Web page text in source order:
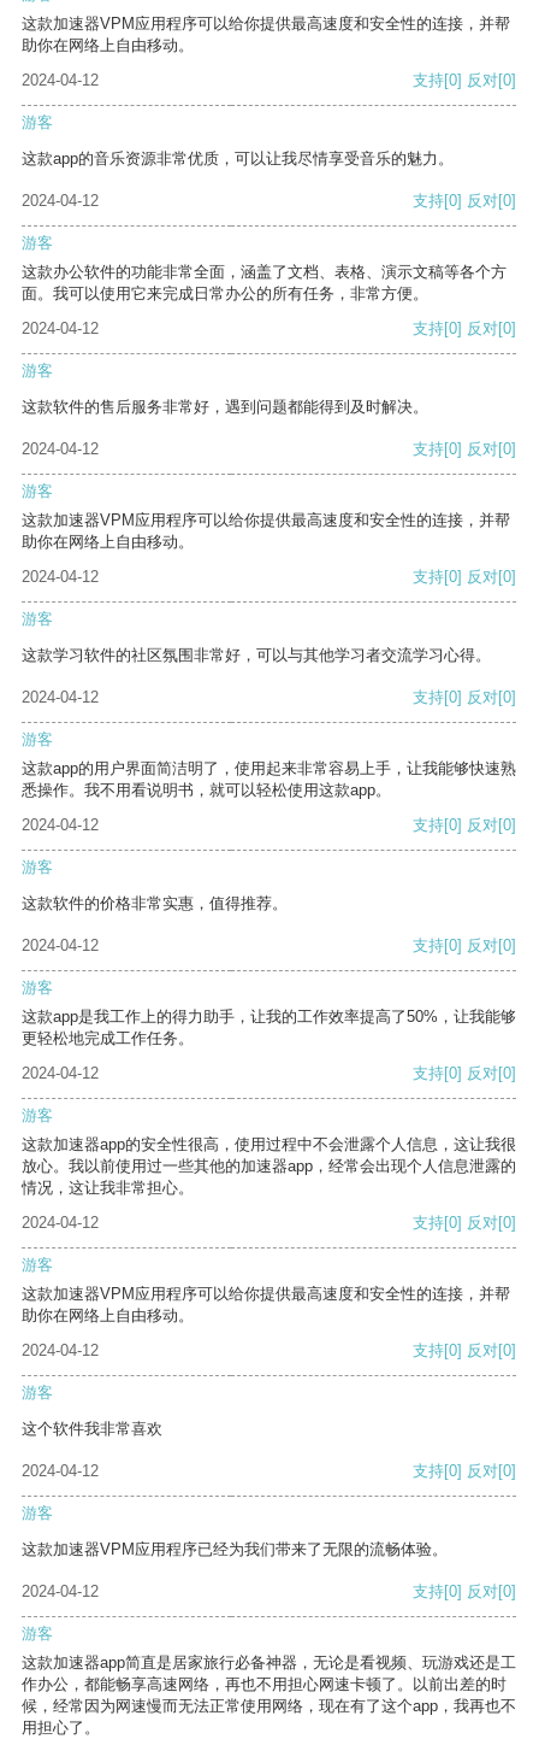
这款加速器VPM应用程序可以给你提供最高速度和安全性的连接，并帮
助你在网络上自由移动。
2024-04-12
支持[0] 反对[0]
游客
这款app的音乐资源非常优质，可以让我尽情享受音乐的魅力。
2024-04-12 支持[0] 反对[0]
游客
这款办公软件的功能非常全面，涵盖了文档、表格、演示文稿等各个方
面。我可以使用它来完成日常办公的所有任务，非常方便。
2024-04-12
支持[0] 反对[0]
游客
这款软件的售后服务非常好，遇到问题都能得到及时解决。
2024-04-12 支持[0] 反对[0]
游客
这款加速器VPM应用程序可以给你提供最高速度和安全性的连接，并帮
助你在网络上自由移动。
2024-04-12
支持[0] 反对[0]
游客
这款学习软件的社区氛围非常好，可以与其他学习者交流学习心得。
2024-04-12 支持[0] 反对[0]
游客
这款app的用户界面简洁明了，使用起来非常容易上手，让我能够快速熟
悉操作。我不用看说明书，就可以轻松使用这款app。
2024-04-12
支持[0] 反对[0]
游客
这款软件的价格非常实惠，值得推荐。
2024-04-12 支持[0] 反对[0]
游客
这款app是我工作上的得力助手，让我的工作效率提高了50%，让我能够
更轻松地完成工作任务。
2024-04-12
支持[0] 反对[0]
游客
这款加速器app的安全性很高，使用过程中不会泄露个人信息，这让我很
放心。我以前使用过一些其他的加速器app，经常会出现个人信息泄露的
情况，这让我非常担心。
2024-04-12
支持[0] 反对[0]
游客
这款加速器VPM应用程序可以给你提供最高速度和安全性的连接，并帮
助你在网络上自由移动。
2024-04-12
支持[0] 反对[0]
游客
这个软件我非常喜欢
2024-04-12 支持[0] 反对[0]
游客
这款加速器VPM应用程序已经为我们带来了无限的流畅体验。
2024-04-12 支持[0] 反对[0]
游客
这款加速器app简直是居家旅行必备神器，无论是看视频、玩游戏还是工
作办公，都能畅享高速网络，再也不用担心网速卡顿了。以前出差的时
候，经常因为网速慢而无法正常使用网络，现在有了这个app，我再也不
用担心了。